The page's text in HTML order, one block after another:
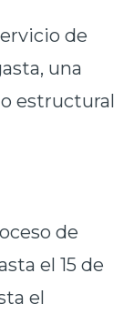
de
una
estructural
de
el 15 de
el